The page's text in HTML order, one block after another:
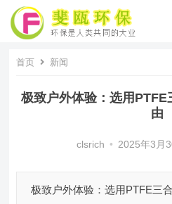
首页 新闻
极致户外体验：选用PTFE
由
clsrich • 2025年3月
极致户外体验：选用PTFE三